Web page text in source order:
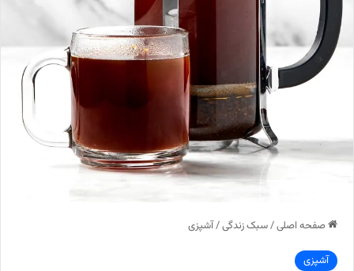
صفحه اصلی/سبک زندگی/آشپزی
آشپزی